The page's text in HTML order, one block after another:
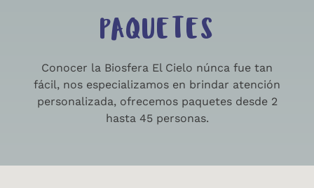
PAQUETES
Conocer la Biosfera El Cielo núnca fue tan
fácil, nos especializamos en brindar atención
personalizada, ofrecemos paquetes desde 2
hasta 45 personas.